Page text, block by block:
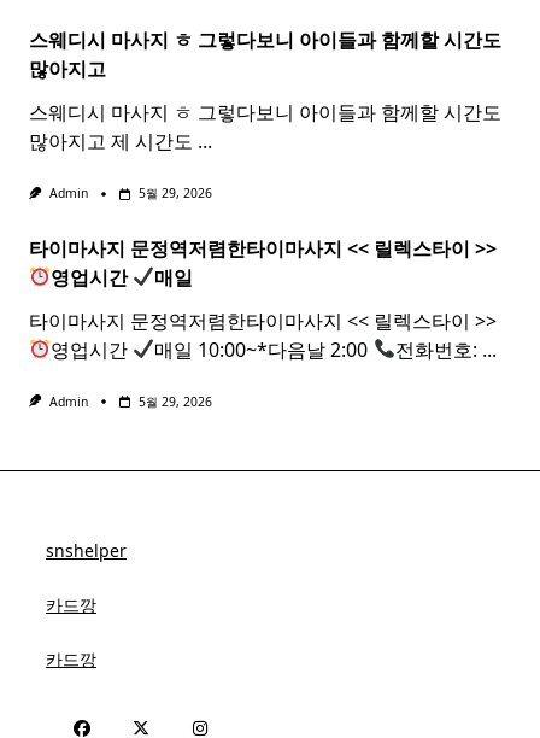
스웨디시 마사지 ㅎ 그렇다보니 아이들과 함께할 시간도
많아지고
스웨디시 마사지 ㅎ 그렇다보니 아이들과 함께할 시간도
많아지고 제 시간도 ...
Admin 5월 29, 2026
타이마사지 문정역저렴한타이마사지 << 릴렉스타이 >>
영업시간
매일
타이마사지 문정역저렴한타이마사지 << 릴렉스타이 >>
영업시간
매일 10:00~*다음날 2:00 전화번호: ...
Admin 5월 29, 2026
snshelper
카드깡
카드깡